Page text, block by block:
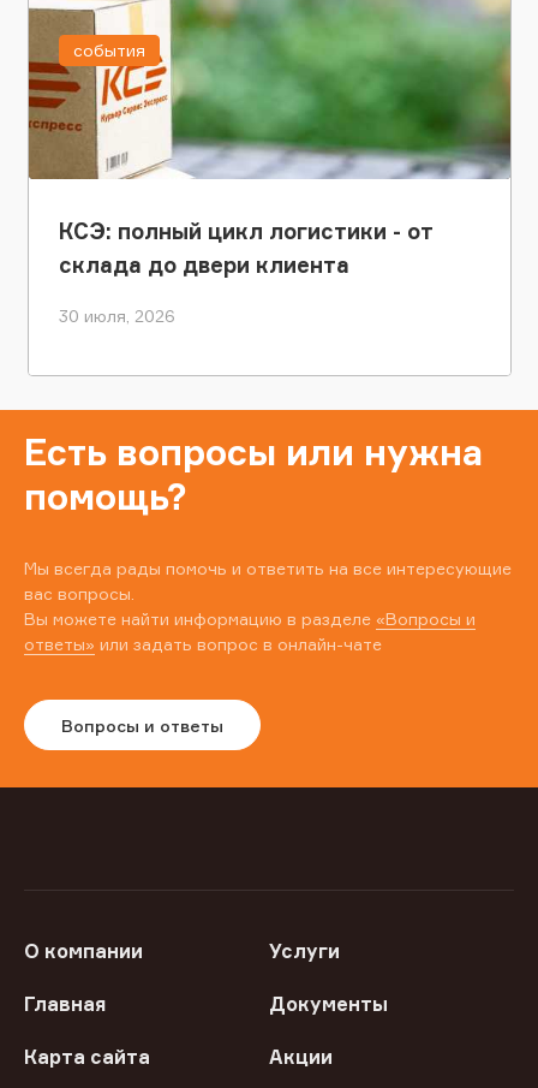
КСЭ: полный цикл логистики - от
склада до двери клиента
30 июля, 2026
события
Есть вопросы или нужна
помощь?
Мы всегда рады помочь и ответить на все интересующие
вас вопросы.
Вы можете найти информацию в разделе «Вопросы и
ответы» или задать вопрос в онлайн-чате
Вопросы и ответы
О компании Услуги
Главная Документы
Карта сайта Акции